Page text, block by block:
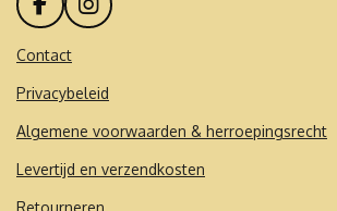
F
a
c
b
o
k
I
n
a
r
a
Contact
Privacybeleid
Algemene voorwaarden & herroepingsrecht
Levertijd en verzendkosten